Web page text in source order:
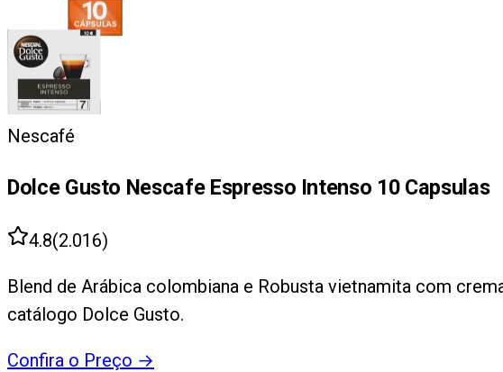
Nescafé
Dolce Gusto Nescafe Espresso Intenso 10 Capsulas
4.8(2.016)
Blend de Arábica colombiana e Robusta vietnamita com
catálogo Dolce Gusto.
Confira o Preço →